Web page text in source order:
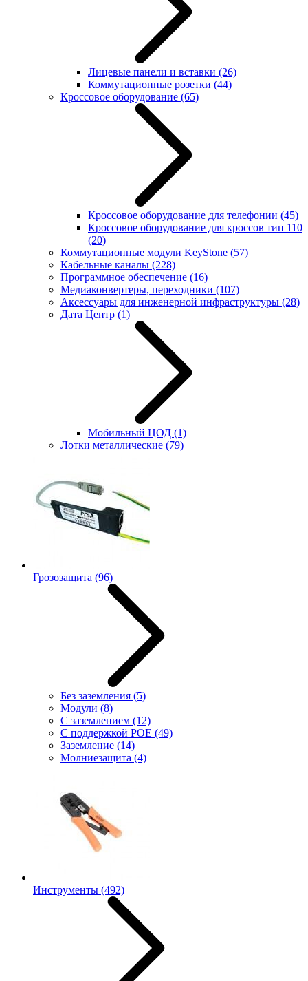
Лицевые панели и вставки (26)
Коммутационные розетки (44)
Кроссовое оборудование (65)
Кроссовое оборудование для телефонии (45)
Кроссовое оборудование для кроссов тип 110
(20)
Коммутационные модули KeyStone (57)
Кабельные каналы (228)
Программное обеспечение (16)
Медиаконвертеры, переходники (107)
Аксессуары для инженерной инфраструктуры (28)
Дата Центр (1)
Мобильный ЦОД (1)
Лотки металлические (79)
Грозозащита (96)
Без заземления (5)
Модули (8)
С заземлением (12)
С поддержкой POE (49)
Заземление (14)
Молниезащита (4)
Инструменты (492)